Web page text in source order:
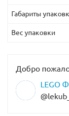
Габариты
Вес упаковки
Добро
LEGO